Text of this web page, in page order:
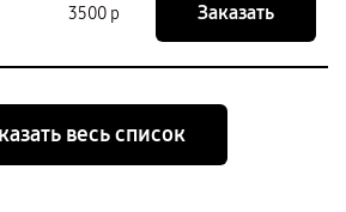
3500 р Заказать
весь список